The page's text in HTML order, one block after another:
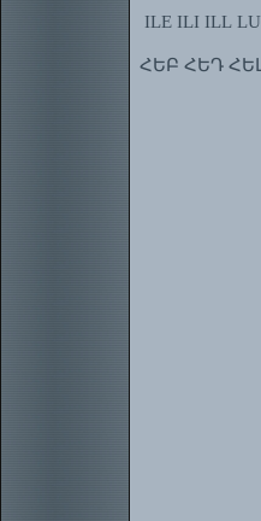
ILE ILI ILL
ՀԵԲ ՀԵԴ